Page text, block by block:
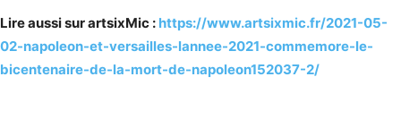
Lire aussi sur artsixMic : https://www.artsixmic.fr/2021-05-
02-napoleon-et-versailles-lannee-2021-commemore-le-
bicentenaire-de-la-mort-de-napoleon152037-2/